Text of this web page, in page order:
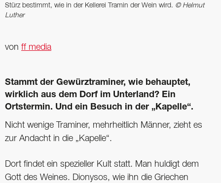
Stürz bestimmt, wie in der Kellerei Tramin der Wein wird. © Helmut
Luther
von ff media
Stammt der Gewürztraminer, wie behauptet,
wirklich aus dem Dorf im Unterland? Ein
Ortstermin. Und ein Besuch in der „Kapelle“.
Nicht wenige Traminer, mehrheitlich Männer, zieht es
zur Andacht in die „Kapelle“.
Dort findet ein spezieller Kult statt. Man huldigt dem
Gott des Weines. Dionysos, wie ihn die Griechen